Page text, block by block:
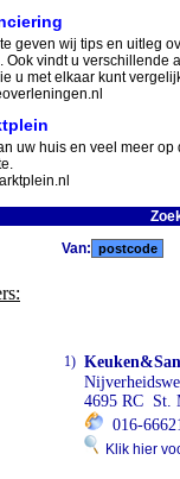
geven wij tips en uitleg
Ook vindt u verschillende
u met elkaar kunt
uw huis en veel meer op
Van:
1)
4695 RC St.
016-
Klik hier